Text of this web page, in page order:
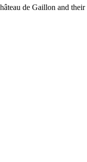
de Gaillon and